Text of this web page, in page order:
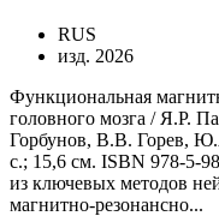
RUS
изд. 2026
Функциональная
головного мозга / Я.Р.
Горбунов, В.В. Горев,
с.; 15,6 см. ISBN 978-5-
из ключевых методов
магнитно-резонансно...